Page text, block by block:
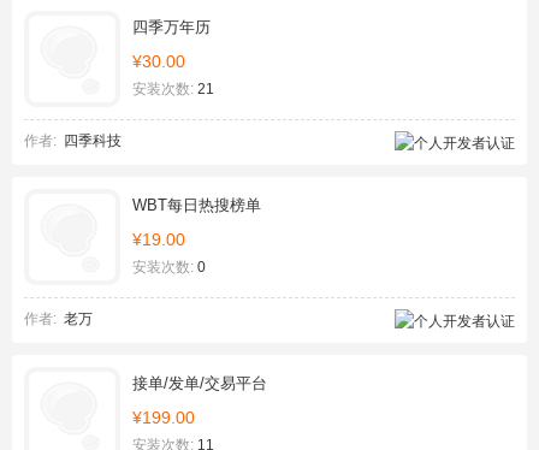
四季万年历
¥30.00
安装次数: 21
作者: 四季科技
WBT每日热搜榜单
¥19.00
安装次数: 0
作者: 老万
接单/发单/交易平台
¥199.00
安装次数: 11